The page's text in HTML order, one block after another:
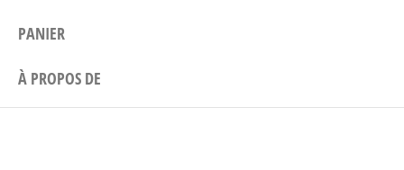
PANIER
À PROPOS DE